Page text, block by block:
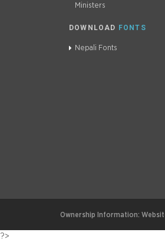
Ministers
DOWNLOAD FONTS
Nepali Fonts
Ownership Information:
?>